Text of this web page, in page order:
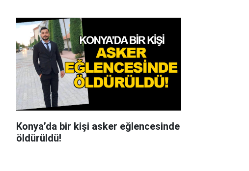
Konya’da bir kişi asker eğlencesinde
öldürüldü!